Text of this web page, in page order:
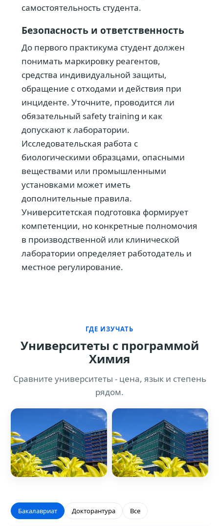
самостоятельность студента.
Безопасность и ответственность
До первого практикума студент должен
понимать маркировку реагентов,
средства индивидуальной защиты,
обращение с отходами и действия при
инциденте. Уточните, проводится ли
обязательный safety training и как
допускают к лаборатории.
Исследовательская работа с
биологическими образцами, опасными
веществами или промышленными
установками может иметь
дополнительные правила.
Университетская подготовка формирует
компетенции, но конкретные полномочия
в производственной или клинической
лаборатории определяет работодатель и
местное регулирование.
ГДЕ ИЗУЧАТЬ
Университеты с программой
Химия
Сравните университеты - цена, язык и степень
рядом.
Бакалавриат Докторантура Все